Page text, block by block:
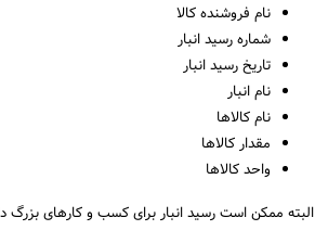
نام فروشنده کالا
شماره رسید انبار
تاریخ رسید انبار
نام انبار
نام کالاها
مقدار کالاها
واحد کالاها
البته ممکن است رسید انبار برای کسب و کارهای بزرگ